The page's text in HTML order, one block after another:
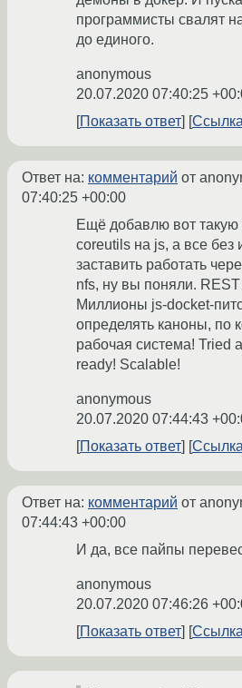
программисты свалят
до единого.
anonymous
20.07.2020 07:40:25
Показать ответ
Ответ на: комментарий от
07:40:25 +00:00
Ещё добавлю вот такую
coreutils на js, а все
заставить работать
nfs, ну вы поняли.
Миллионы js-docket-
определять каноны, по
рабочая система! Tried
ready! Scalable!
anonymous
20.07.2020 07:44:43
Показать ответ
Ответ на: комментарий от
07:44:43 +00:00
И да, все пайпы
anonymous
20.07.2020 07:46:26
Показать ответ